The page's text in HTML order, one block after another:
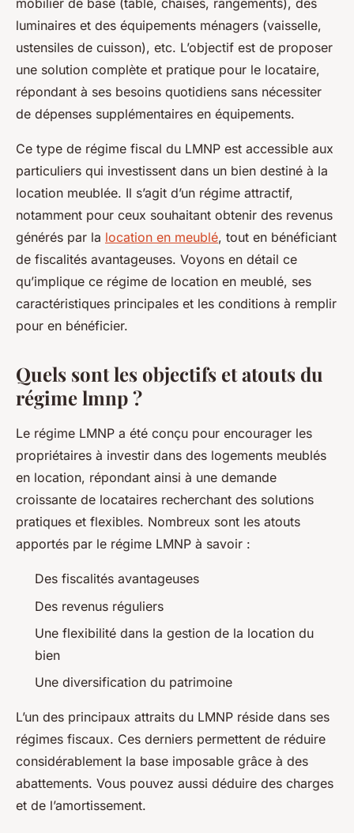
mobilier de base (table, chaises, rangements), des
luminaires et des équipements ménagers (vaisselle,
ustensiles de cuisson), etc. L’objectif est de proposer
une solution complète et pratique pour le locataire,
répondant à ses besoins quotidiens sans nécessiter
de dépenses supplémentaires en équipements.
Ce type de régime fiscal du LMNP est accessible aux
particuliers qui investissent dans un bien destiné à la
location meublée. Il s’agit d’un régime attractif,
notamment pour ceux souhaitant obtenir des revenus
générés par la location en meublé, tout en bénéficiant
de fiscalités avantageuses. Voyons en détail ce
qu’implique ce régime de location en meublé, ses
caractéristiques principales et les conditions à remplir
pour en bénéficier.
Quels sont les objectifs et atouts du
régime lmnp ?
Le régime LMNP a été conçu pour encourager les
propriétaires à investir dans des logements meublés
en location, répondant ainsi à une demande
croissante de locataires recherchant des solutions
pratiques et flexibles. Nombreux sont les atouts
apportés par le régime LMNP à savoir :
Des fiscalités avantageuses
Des revenus réguliers
Une flexibilité dans la gestion de la location du
bien
Une diversification du patrimoine
L’un des principaux attraits du LMNP réside dans ses
régimes fiscaux. Ces derniers permettent de réduire
considérablement la base imposable grâce à des
abattements. Vous pouvez aussi déduire des charges
et de l’amortissement.